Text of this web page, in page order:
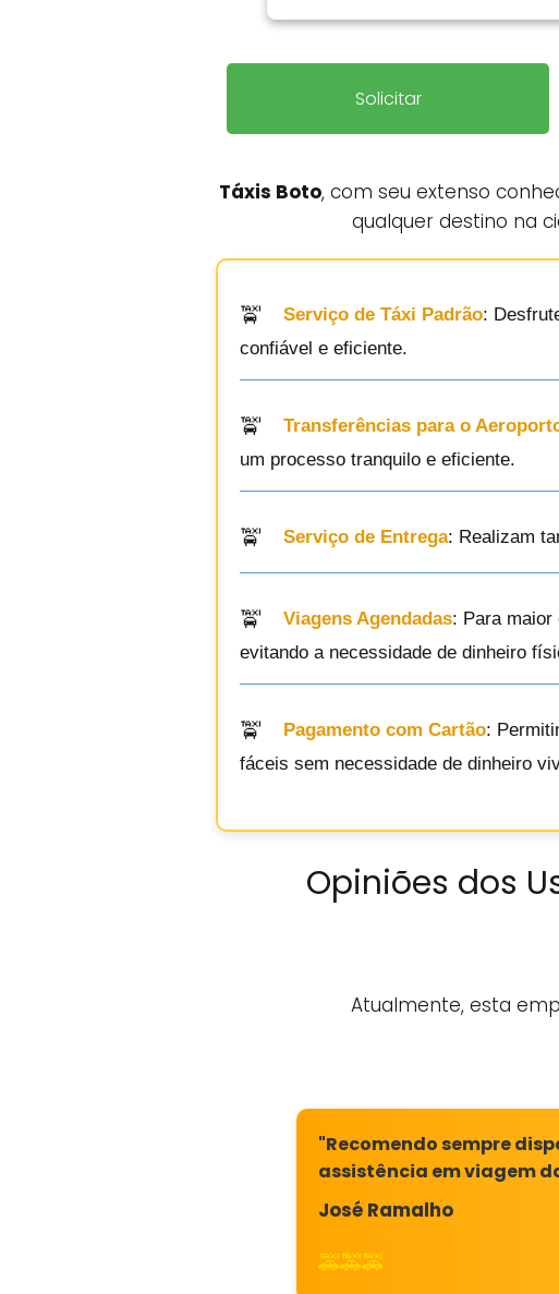
Solicitar
Táxis Boto, com seu extenso
qualquer destino na
Serviço de Táxi Padrão:
confiável e eficiente.
Transferências para o
um processo tranquilo e eficiente.
Serviço de Entrega: Realizam
Viagens Agendadas: Para maior
evitando a necessidade de dinheiro
Pagamento com Cartão:
fáceis sem necessidade de dinheiro
Opiniões dos
Atualmente, esta
"Recomendo sempre
assistência em viagem
José Ramalho
🚕🚕🚕